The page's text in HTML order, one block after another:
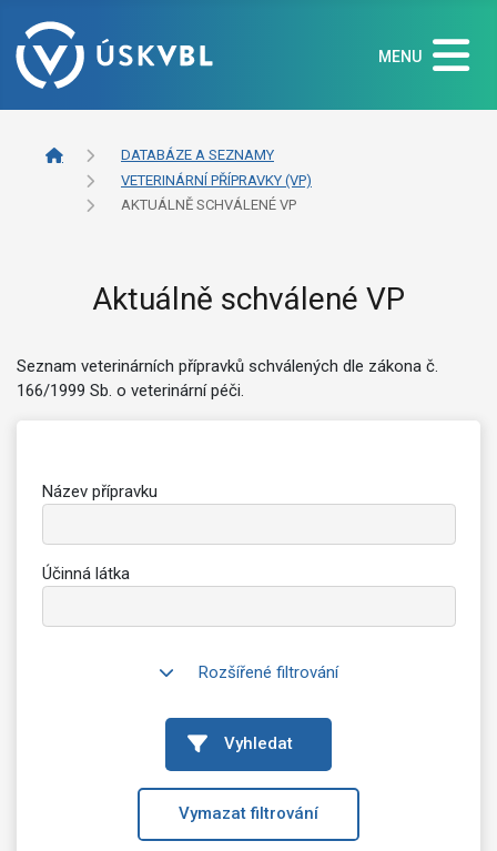
MENU
DATABÁZE A SEZNAMY
VETERINÁRNÍ PŘÍPRAVKY (VP)
AKTUÁLNĚ SCHVÁLENÉ VP
Aktuálně schválené VP
Seznam veterinárních přípravků schválených dle zákona č.
166/1999 Sb. o veterinární péči.
Název přípravku
Účinná látka
Rozšířené filtrování
Vyhledat
Vymazat filtrování